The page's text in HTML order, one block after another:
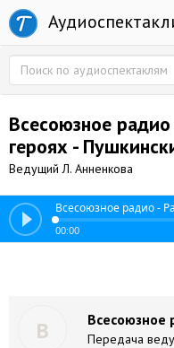
Всесоюзное
героях -
Ведущий Л. Анненкова
Всесоюзное радио -
00:00
В Всесоюзное
Передача